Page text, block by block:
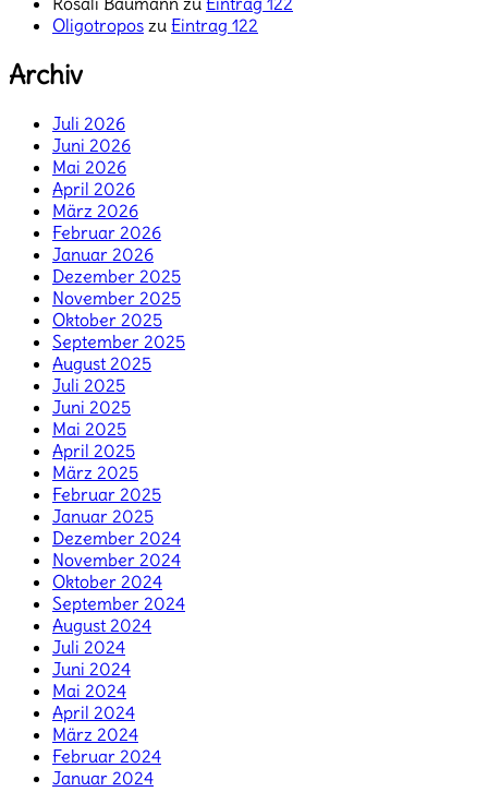
Oligotropos zu Eintrag 122
Archiv
Juli 2026
Juni 2026
Mai 2026
April 2026
März 2026
Februar 2026
Januar 2026
Dezember 2025
November 2025
Oktober 2025
September 2025
August 2025
Juli 2025
Juni 2025
Mai 2025
April 2025
März 2025
Februar 2025
Januar 2025
Dezember 2024
November 2024
Oktober 2024
September 2024
August 2024
Juli 2024
Juni 2024
Mai 2024
April 2024
März 2024
Februar 2024
Januar 2024